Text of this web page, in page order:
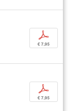
p
€ 7,95
p
€ 7,95